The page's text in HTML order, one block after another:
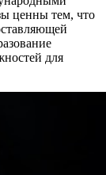
ценны тем, что
для